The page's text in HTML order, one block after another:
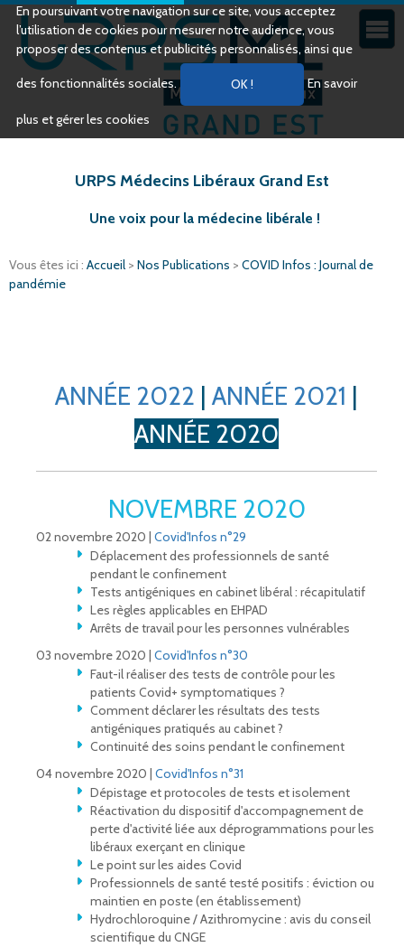
En poursuivant votre navigation sur ce site, vous acceptez
l’utilisation de cookies pour mesurer notre audience, vous
proposer des contenus et publicités personnalisés, ainsi que
des fonctionnalités sociales. En savoir
plus et gérer les cookies
URPS Médecins Libéraux Grand Est
Une voix pour la médecine libérale !
Vous êtes ici : Accueil > Nos Publications > COVID Infos : Journal de
pandémie
ANNÉE 2022 | ANNÉE 2021 |
ANNÉE 2020
NOVEMBRE 2020
02 novembre 2020 | Covid'Infos n°29
Déplacement des professionnels de santé
pendant le confinement
Tests antigéniques en cabinet libéral : récapitulatif
Les règles applicables en EHPAD
Arrêts de travail pour les personnes vulnérables
03 novembre 2020 | Covid'Infos n°30
Faut-il réaliser des tests de contrôle pour les
patients Covid+ symptomatiques ?
Comment déclarer les résultats des tests
antigéniques pratiqués au cabinet ?
Continuité des soins pendant le confinement
04 novembre 2020 | Covid'Infos n°31
Dépistage et protocoles de tests et isolement
Réactivation du dispositif d'accompagnement de
perte d'activité liée aux déprogrammations pour les
libéraux exerçant en clinique
Le point sur les aides Covid
Professionnels de santé testé positifs : éviction ou
maintien en poste (en établissement)
Hydrochloroquine / Azithromycine : avis du conseil
scientifique du CNGE